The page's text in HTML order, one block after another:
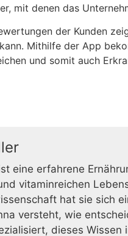
mit denen das
der Kunden
Mithilfe der App
und somit auch
eine erfahrene
vitaminreichen
hat sie sich
versteht, wie
dieses Wissen